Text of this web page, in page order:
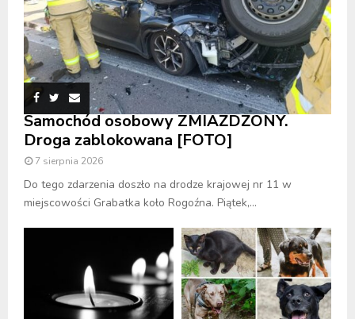
Samochód osobowy ZMIAŻDŻONY.
Droga zablokowana [FOTO]
7 sierpnia 2026
Do tego zdarzenia doszło na drodze krajowej nr 11 w
miejscowości Grabatka koło Rogoźna. Piątek,...